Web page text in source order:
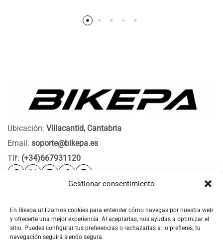
Gestionar consentimiento
En Bikepa utilizamos cookies para entender cómo navegas por nuestra web
y ofrecerte una mejor experiencia. Al aceptarlas, nos ayudas a optimizar el
sitio. Puedes configurar tus preferencias o rechazarlas si lo prefieres, tu
navegación seguirá siendo segura.
Ubicación: Villacantid, Cantabria
Email: soporte@bikepa.es
Tlf: (+34)667931120
Bikepa
Newsletter Bikepa